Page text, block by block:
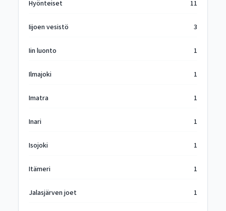
Hyönteiset 11
Iijoen vesistö 3
Iin luonto 1
Ilmajoki 1
Imatra 1
Inari 1
Isojoki 1
Itämeri 1
Jalasjärven joet 1